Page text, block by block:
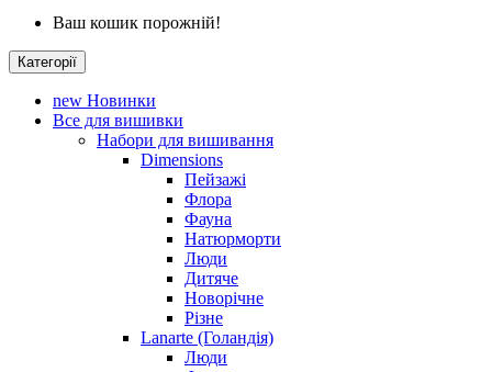
Ваш кошик порожній!
Категорії
new Новинки
Все для вишивки
Набори для вишивання
Dimensions
Пейзажі
Флора
Фауна
Натюрморти
Люди
Дитяче
Новорічне
Різне
Lanarte (Голандія)
Люди